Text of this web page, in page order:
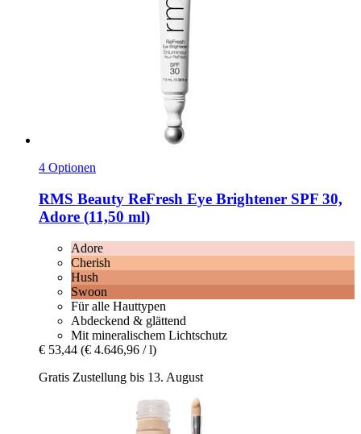
4 Optionen
RMS Beauty ReFresh Eye Brightener SPF 30,
Adore (11,50 ml)
Adore
Cherish
Hush
Swoon
Für alle Hauttypen
Abdeckend & glättend
Mit mineralischem Lichtschutz
€ 53,44 (€ 4.646,96 / l)
Gratis Zustellung bis 13. August